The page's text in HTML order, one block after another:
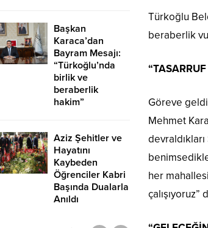
Türkoğlu
beraberlik
Göreve
Mehmet
her
çalışıyoruz”
Başkan
Karaca’dan
Bayram Mesajı:
“Türkoğlu’nda
birlik ve
beraberlik
hakim”
Aziz Şehitler ve
Hayatını
Kaybeden
Öğrenciler Kabri
Başında Dualarla
Anıldı